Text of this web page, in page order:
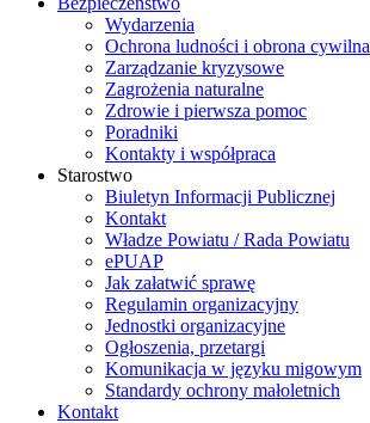
Wydarzenia
Ochrona ludności i obrona cywilna
Zarządzanie kryzysowe
Zagrożenia naturalne
Zdrowie i pierwsza pomoc
Poradniki
Kontakty i współpraca
Starostwo
Biuletyn Informacji Publicznej
Kontakt
Władze Powiatu / Rada Powiatu
ePUAP
Jak załatwić sprawę
Regulamin organizacyjny
Jednostki organizacyjne
Ogłoszenia, przetargi
Komunikacja w języku migowym
Standardy ochrony małoletnich
Kontakt